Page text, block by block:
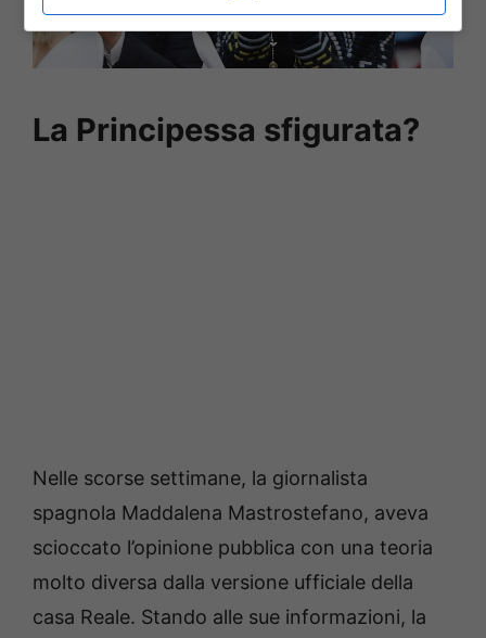
La Principessa sfigurata?
Nelle scorse settimane, la giornalista
spagnola Maddalena Mastrostefano, aveva
scioccato l’opinione pubblica con una teoria
molto diversa dalla versione ufficiale della
casa Reale. Stando alle sue informazioni, la